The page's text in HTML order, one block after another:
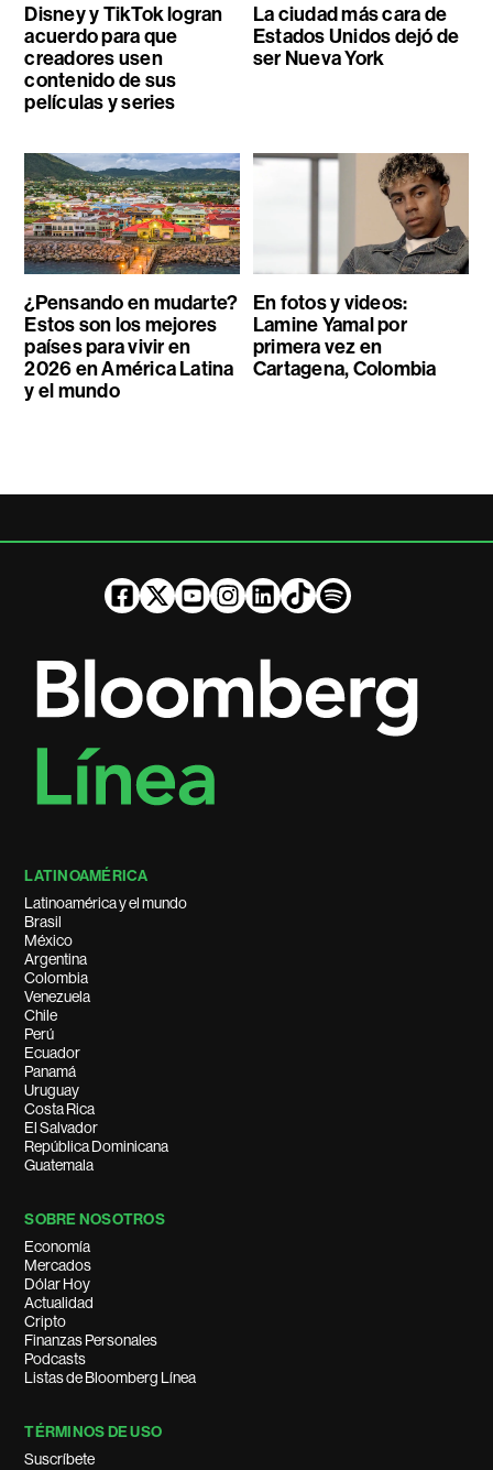
Disney y TikTok logran
acuerdo para que
creadores usen
contenido de sus
películas y series
La ciudad más cara de
Estados Unidos dejó de
ser Nueva York
¿Pensando en mudarte?
Estos son los mejores
países para vivir en
2026 en América Latina
y el mundo
En fotos y videos:
Lamine Yamal por
primera vez en
Cartagena, Colombia
LATINOAMÉRICA
Latinoamérica y el mundo
Brasil
México
Argentina
Colombia
Venezuela
Chile
Perú
Ecuador
Panamá
Uruguay
Costa Rica
El Salvador
República Dominicana
Guatemala
SOBRE NOSOTROS
Economía
Mercados
Dólar Hoy
Actualidad
Cripto
Finanzas Personales
Podcasts
Listas de Bloomberg Línea
TÉRMINOS DE USO
Suscríbete